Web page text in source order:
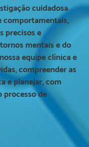
cuidadosa
comportamentais,
precisos e
mentais e do
equipe clínica e
compreender as
e planejar, com
processo de